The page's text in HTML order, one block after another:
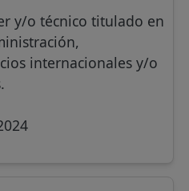
y/o técnico titulado en
internacionales y/o